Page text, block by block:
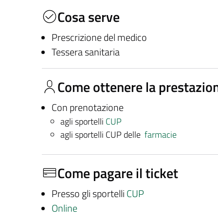
Cosa serve
Prescrizione del medico
Tessera sanitaria
Come ottenere la
Con prenotazione
agli sportelli CUP
agli sportelli CUP delle farmacie
Come pagare il ticket
Presso gli sportelli CUP
Online